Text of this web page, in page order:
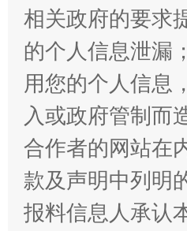
揭批美国五大"原罪"
相关政府的要求
的个人信息泄漏；
用您的个人信息
入或政府管制而
合作者的网站在
款及声明中列明
报料信息人承认